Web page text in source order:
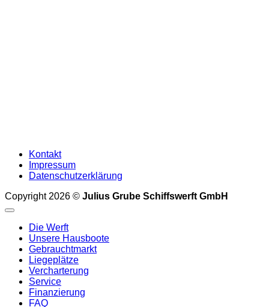
Kontakt
Impressum
Datenschutzerklärung
Copyright 2026 © Julius Grube Schiffswerft GmbH
Die Werft
Unsere Hausboote
Gebrauchtmarkt
Liegeplätze
Vercharterung
Service
Finanzierung
FAQ